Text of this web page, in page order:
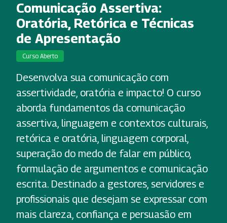
Comunicação Assertiva:
Oratória, Retórica e Técnicas
de Apresentação
Curso Aberto
Desenvolva sua comunicação com
assertividade, oratória e impacto! O curso
aborda fundamentos da comunicação
assertiva, linguagem e contextos culturais,
retórica e oratória, linguagem corporal,
superação do medo de falar em público,
formulação de argumentos e comunicação
escrita. Destinado a gestores, servidores e
profissionais que desejam se expressar com
mais clareza, confiança e persuasão em